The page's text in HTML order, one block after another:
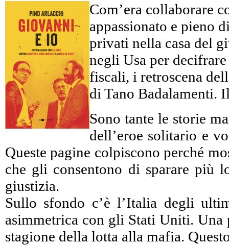
Com’era collaborare
appassionato e pieno
privati nella casa del
negli Usa per
fiscali, i retroscena
di Tano Badalamenti.
Sono tante le storie
dell’eroe solitario e
Queste pagine colpiscono perché
che gli consentono di sparare più
giustizia.
Sullo sfondo c’è l’Italia degli
asimmetrica con gli Stati Uniti. Una
stagione della lotta alla mafia.